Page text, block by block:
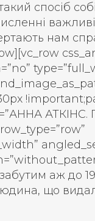
спосіб
нам
АТКІНС.
аж до
що